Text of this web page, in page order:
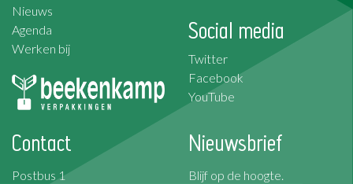
Nieuws
Agenda
Werken bij
Social media
Twitter
Facebook
YouTube
Contact
Postbus 1
Nieuwsbrief
Blijf op de hoogte.